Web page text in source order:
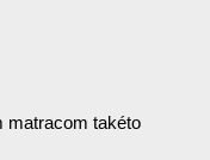
matracom takéto